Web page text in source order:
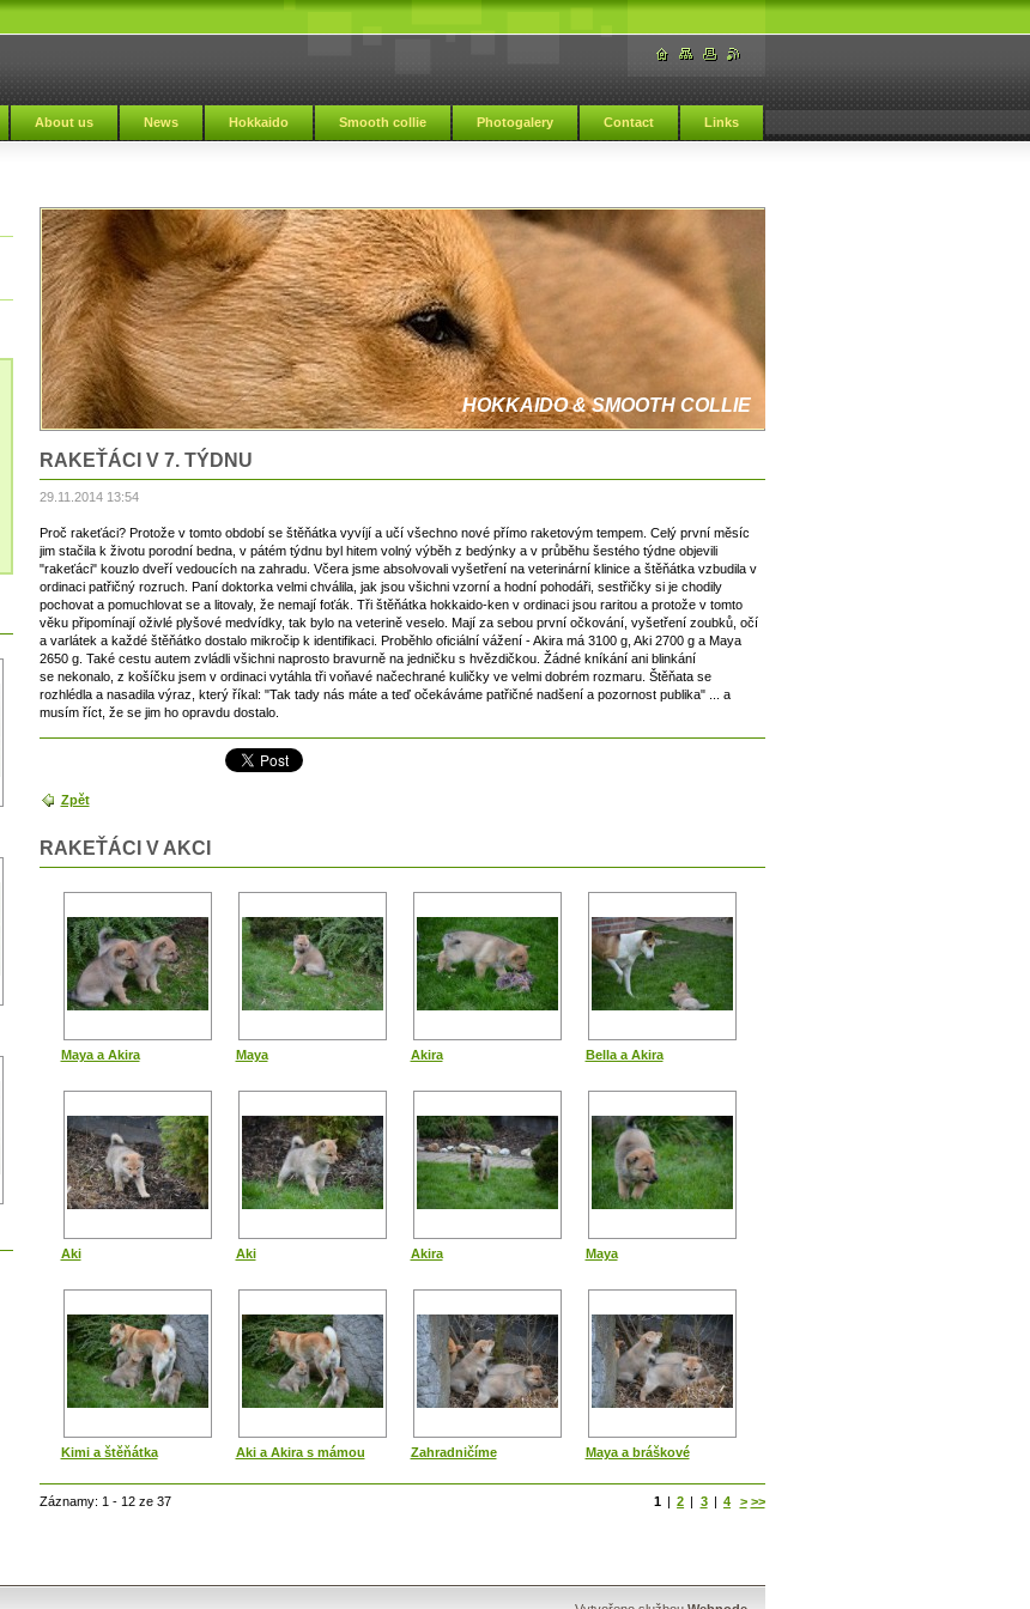
About us News Hokkaido Smooth collie Photogalery Contact Links
HOKKAIDO & SMOOTH COLLIE
RAKEŤÁCI V 7. TÝDNU
29.11.2014 13:54
Proč rakeťáci? Protože v tomto období se štěňátka vyvíjí a učí všechno nové přímo raketovým tempem. Celý první měsíc
jim stačila k životu porodní bedna, v pátém týdnu byl hitem volný výběh z bedýnky a v průběhu šestého týdne objevili
"rakeťáci" kouzlo dveří vedoucích na zahradu. Včera jsme absolvovali vyšetření na veterinární klinice a štěňátka vzbudila v
ordinaci patřičný rozruch. Paní doktorka velmi chválila, jak jsou všichni vzorní a hodní pohodáři, sestřičky si je chodily
pochovat a pomuchlovat se a litovaly, že nemají foťák. Tři štěňátka hokkaido-ken v ordinaci jsou raritou a protože v tomto
věku připomínají oživlé plyšové medvídky, tak bylo na veterině veselo. Mají za sebou první očkování, vyšetření zoubků, očí
a varlátek a každé štěňátko dostalo mikročip k identifikaci. Proběhlo oficiální vážení - Akira má 3100 g, Aki 2700 g a Maya
2650 g. Také cestu autem zvládli všichni naprosto bravurně na jedničku s hvězdičkou. Žádné kníkání ani blinkání
se nekonalo, z košíčku jsem v ordinaci vytáhla tři voňavé načechrané kuličky ve velmi dobrém rozmaru. Štěňata se
rozhlédla a nasadila výraz, který říkal: "Tak tady nás máte a teď očekáváme patřičné nadšení a pozornost publika" ... a
musím říct, že se jim ho opravdu dostalo.
Zpět
RAKEŤÁCI V AKCI
Maya a Akira Maya Akira Bella a Akira
Aki Aki Akira Maya
Kimi a štěňátka Aki a Akira s mámou Zahradničíme Maya a bráškové
Záznamy: 1 - 12 ze 37 1 | 2 | 3 | 4 > >>